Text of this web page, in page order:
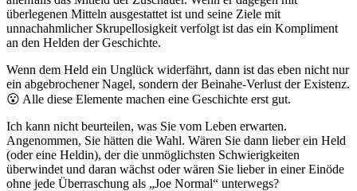
überlegenen Mitteln ausgestattet ist und seine Ziele mit
unnachahmlicher Skrupellosigkeit verfolgt ist das ein Kompliment
an den Helden der Geschichte.
Wenn dem Held ein Unglück widerfährt, dann ist das eben nicht nur
ein abgebrochener Nagel, sondern der Beinahe-Verlust der Existenz.
😮 Alle diese Elemente machen eine Geschichte erst gut.
Ich kann nicht beurteilen, was Sie vom Leben erwarten.
Angenommen, Sie hätten die Wahl. Wären Sie dann lieber ein Held
(oder eine Heldin), der die unmöglichsten Schwierigkeiten
überwindet und daran wächst oder wären Sie lieber in einer Einöde
ohne jede Überraschung als „Joe Normal“ unterwegs?